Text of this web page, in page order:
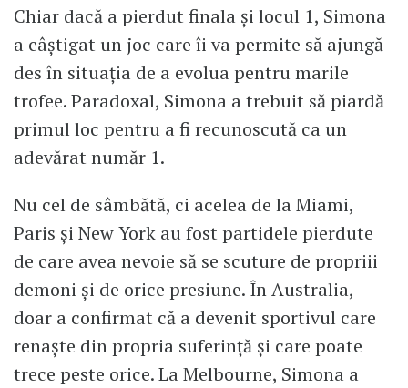
Chiar dacă a pierdut finala și locul 1, Simona
a câștigat un joc care îi va permite să ajungă
des în situația de a evolua pentru marile
trofee. Paradoxal, Simona a trebuit să piardă
primul loc pentru a fi recunoscută ca un
adevărat număr 1.
Nu cel de sâmbătă, ci acelea de la Miami,
Paris și New York au fost partidele pierdute
de care avea nevoie să se scuture de propriii
demoni și de orice presiune. În Australia,
doar a confirmat că a devenit sportivul care
renaște din propria suferință și care poate
trece peste orice. La Melbourne, Simona a